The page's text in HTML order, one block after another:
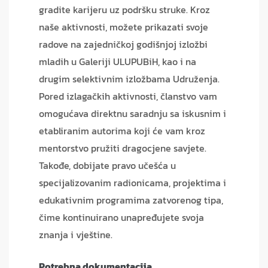
gradite karijeru uz podršku struke. Kroz
naše aktivnosti, možete prikazati svoje
radove na zajedničkoj godišnjoj izložbi
mladih u Galeriji ULUPUBiH, kao i na
drugim selektivnim izložbama Udruženja.
Pored izlagačkih aktivnosti, članstvo vam
omogućava direktnu saradnju sa iskusnim i
etabliranim autorima koji će vam kroz
mentorstvo pružiti dragocjene savjete.
Takođe, dobijate pravo učešća u
specijalizovanim radionicama, projektima i
edukativnim programima zatvorenog tipa,
čime kontinuirano unapređujete svoja
znanja i vještine.